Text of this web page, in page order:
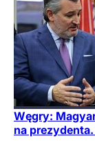
Węgry:
na